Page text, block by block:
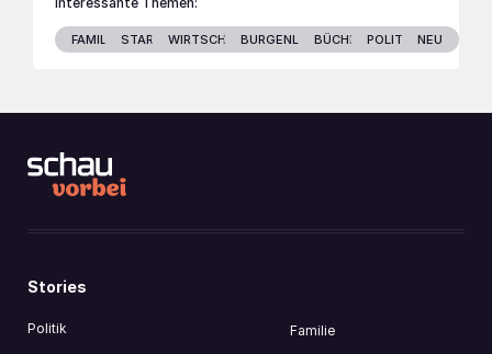
FAMILIE STARS WIRTSCHAFTBURGENLANDBÜCHER POLITIK NEU
Stories
Politik
Familie